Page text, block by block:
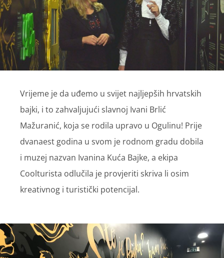
Vrijeme je da uđemo u svijet najljepših hrvatskih
bajki, i to zahvaljujući slavnoj Ivani Brlić
Mažuranić, koja se rodila upravo u Ogulinu! Prije
dvanaest godina u svom je rodnom gradu dobila
i muzej nazvan Ivanina Kuća Bajke, a ekipa
Coolturista odlučila je provjeriti skriva li osim
kreativnog i turistički potencijal.